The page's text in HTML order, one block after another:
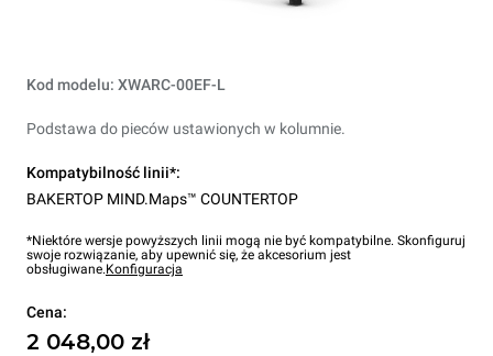
Kod modelu: XWARC-00EF-L
Podstawa do pieców ustawionych w kolumnie.
Kompatybilność linii*:
BAKERTOP MIND.Maps™ COUNTERTOP
*Niektóre wersje powyższych linii mogą nie być kompatybilne. Skonfiguruj
swoje rozwiązanie, aby upewnić się, że akcesorium jest
obsługiwane.Konfiguracja
Cena:
2 048,00 zł